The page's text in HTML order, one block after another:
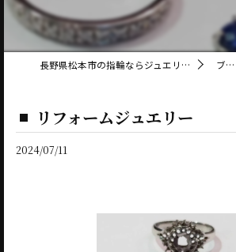
長野県松本市の指輪ならジュエリーサロン鶴 ブログ
リフォームジュエリー
2024/07/11